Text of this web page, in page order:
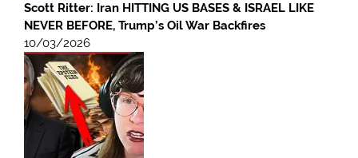
Scott Ritter: Iran HITTING US BASES & ISRAEL LIKE
NEVER BEFORE, Trump’s Oil War Backfires
10/03/2026